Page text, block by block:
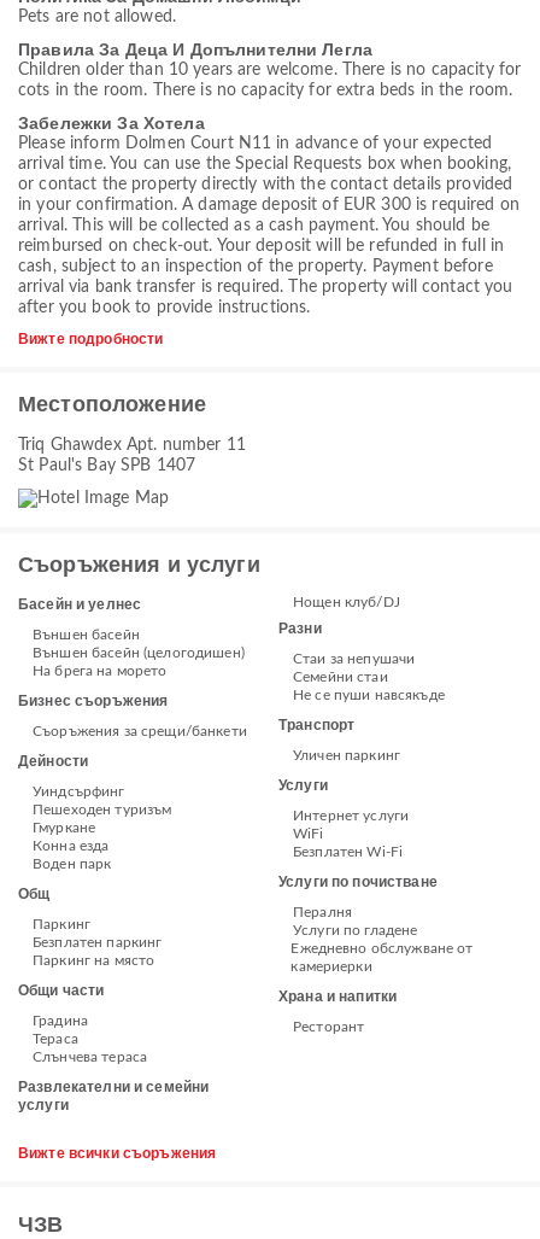
Pets are not allowed.
Правила За Деца И Допълнителни Легла
Children older than 10 years are welcome. There is no capacity for
cots in the room. There is no capacity for extra beds in the room.
Забележки За Хотела
Please inform Dolmen Court N11 in advance of your expected
arrival time. You can use the Special Requests box when booking,
or contact the property directly with the contact details provided
in your confirmation. A damage deposit of EUR 300 is required on
arrival. This will be collected as a cash payment. You should be
reimbursed on check-out. Your deposit will be refunded in full in
cash, subject to an inspection of the property. Payment before
arrival via bank transfer is required. The property will contact you
after you book to provide instructions.
Вижте подробности
Местоположение
Triq Ghawdex Apt. number 11
St Paul's Bay SPB 1407
Съоръжения и услуги
Басейн и уелнес
Външен басейн
Външен басейн (целогодишен)
На брега на морето
Бизнес съоръжения
Съоръжения за срещи/банкети
Дейности
Уиндсърфинг
Пешеходен туризъм
Гмуркане
Конна езда
Воден парк
Общ
Паркинг
Безплатен паркинг
Паркинг на място
Общи части
Градина
Тераса
Слънчева тераса
Развлекателни и семейни
услуги
Нощен клуб/DJ
Разни
Стаи за непушачи
Семейни стаи
Не се пуши навсякъде
Транспорт
Уличен паркинг
Услуги
Интернет услуги
WiFi
Безплатен Wi-Fi
Услуги по почистване
Пералня
Услуги по гладене
Ежедневно обслужване от
камериерки
Храна и напитки
Ресторант
Вижте всички съоръжения
ЧЗВ